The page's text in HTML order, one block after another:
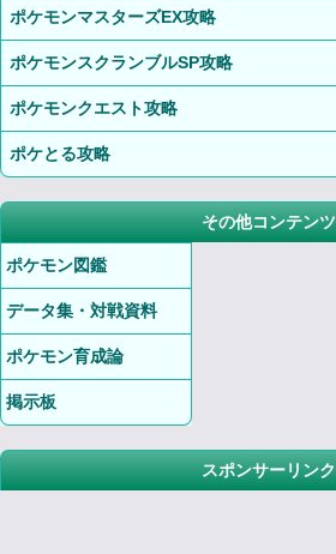
ポケモンマスターズEX攻略
ポケモンスクランブルSP攻略
ポケモンクエスト攻略
ポケとる攻略
その他コンテンツ
ポケモン図鑑
データ集・対戦資料
ポケモン育成論
掲示板
スポンサーリンク